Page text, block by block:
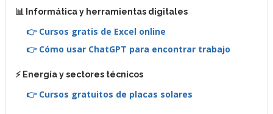
📊 Informática y herramientas digitales
👉 Cursos gratis de Excel online
👉 Cómo usar ChatGPT para encontrar trabajo
⚡ Energía y sectores técnicos
👉 Cursos gratuitos de placas solares